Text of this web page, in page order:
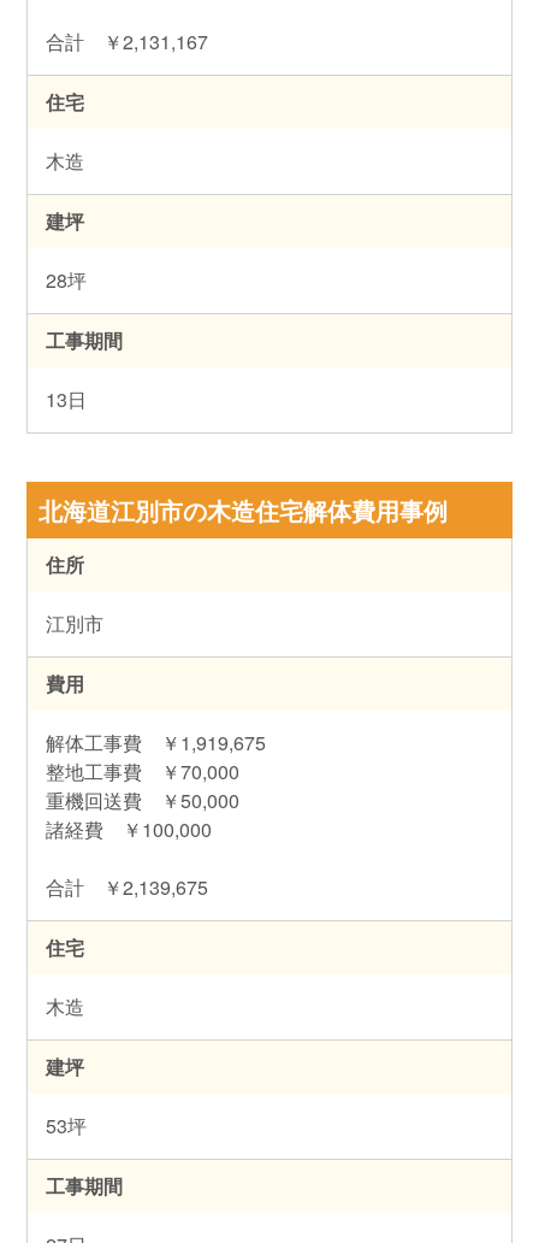
合計 ￥2,131,167
住宅
木造
建坪
28坪
工事期間
13日
北海道江別市の木造住宅解体費用事例
住所
江別市
費用
解体工事費 ￥1,919,675
整地工事費 ￥70,000
重機回送費 ￥50,000
諸経費 ￥100,000
合計 ￥2,139,675
住宅
木造
建坪
53坪
工事期間